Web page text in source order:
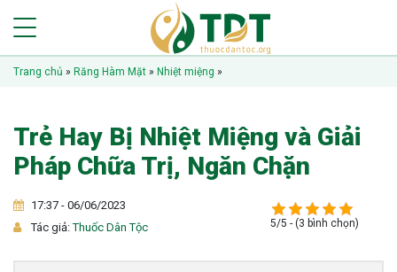
Trang chủ » Răng Hàm Mặt » Nhiệt miệng »
Trẻ Hay Bị Nhiệt Miệng và Giải
Pháp Chữa Trị, Ngăn Chặn
17:37 - 06/06/2023
Tác giả:Thuốc Dân Tộc 5/5 - (3 bình chọn)